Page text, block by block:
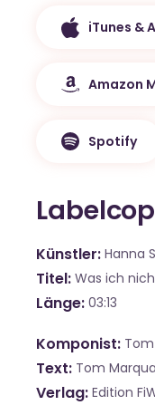
iTunes &
Amazon
Spotify
Künstler Hanna
Titel Was ich
Länge 03:13
Komponist
Text Tom
Verlag Edition